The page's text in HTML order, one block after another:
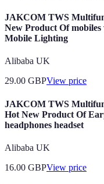
JAKCOM TWS
New Product Of mobiles
Mobile Lighting
Alibaba UK
29.00 GBPView price
JAKCOM TWS
Hot New Product Of
headphones headset
Alibaba UK
16.00 GBPView price